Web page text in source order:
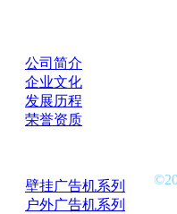
公司简介
企业文化
发展历程
荣誉资质
壁挂广告机系列
户外广告机系列